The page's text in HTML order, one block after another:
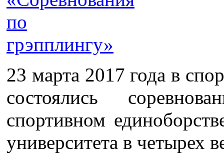
23 марта 2017 года в
состоялись
спортивном
университета в четырех